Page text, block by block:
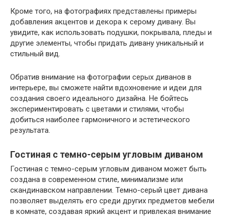
Кроме того, на фотографиях представлены примеры
добавления акцентов и декора к серому дивану. Вы
увидите, как использовать подушки, покрывала, пледы и
другие элементы, чтобы придать дивану уникальный и
стильный вид.
Обратив внимание на фотографии серых диванов в
интерьере, вы сможете найти вдохновение и идеи для
создания своего идеального дизайна. Не бойтесь
экспериментировать с цветами и стилями, чтобы
добиться наиболее гармоничного и эстетического
результата.
Гостиная с темно-серым угловым диваном
Гостиная с темно-серым угловым диваном может быть
создана в современном стиле, минимализме или
скандинавском направлении. Темно-серый цвет дивана
позволяет выделять его среди других предметов мебели
в комнате, создавая яркий акцент и привлекая внимание